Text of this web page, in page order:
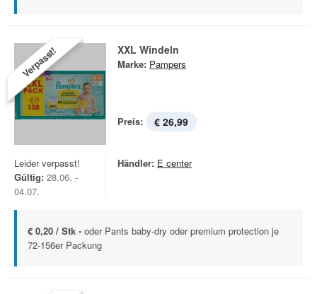
Verpasst! XXL Windeln
Marke: Pampers
Preis: € 26,99
Leider verpasst!
Gültig: 28.06. -
04.07.
Händler: E center
€ 0,20 / Stk - oder Pants baby-dry oder premium protection je
72-156er Packung